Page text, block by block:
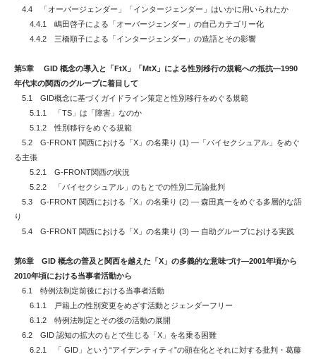
4.4 「オーバージェンダー」「インタージェンダー」はいかに用いられたか
4.4.1 嶋田啓子による「オーバージェンダー」の自己カテゴリー化
4.4.2 三橋順子による「インタージェンダー」の造語とその影響
第5章 GID 概念の導入と「FtX」「MtX」による性別移行の規範への抵抗―1990
年代末の関西のグループに着目して
5.1 GID概念に基づくガイドライン策定と性別移行をめぐる規範
5.1.1 「TS」は「障害」なのか
5.1.2 性別移行をめぐる規範
5.2 G-FRONT 関西における「X」の名乗り (1) ―「バイセクシュアル」をめぐ
る主張
5.2.1 G-FRONT関西の状況
5.2.2 「バイセクシュアル」のもとでの性別二元論批判
5.3 G-FRONT 関西における「X」の名乗り (2) ― 森田真一をめぐる多層的な語
り
5.4 G-FRONT 関西における「X」の名乗り (3) ― 自助グループにおける実践
第6章 GID 概念の普及と関西を越えた「X」の多義的な意味づけ―2001年頃から
2010年頃における当事者活動から
6.1 特例法制定前後における当事者活動
6.1.1 戸籍上の性別変更をめざす活動とジェンダーフリー
6.1.2 特例法制定とその後の活動の展開
6.2 GID 認知の拡大のもとで生じる「X」を名乗る困難
6.2.1 「 GID」という“アイデンティティ”の顕在化とそれに対する批判・葛藤